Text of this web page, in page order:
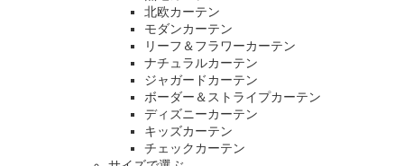
北欧カーテン
モダンカーテン
リーフ＆フラワーカーテン
ナチュラルカーテン
ジャガードカーテン
ボーダー＆ストライプカーテン
ディズニーカーテン
キッズカーテン
チェックカーテン